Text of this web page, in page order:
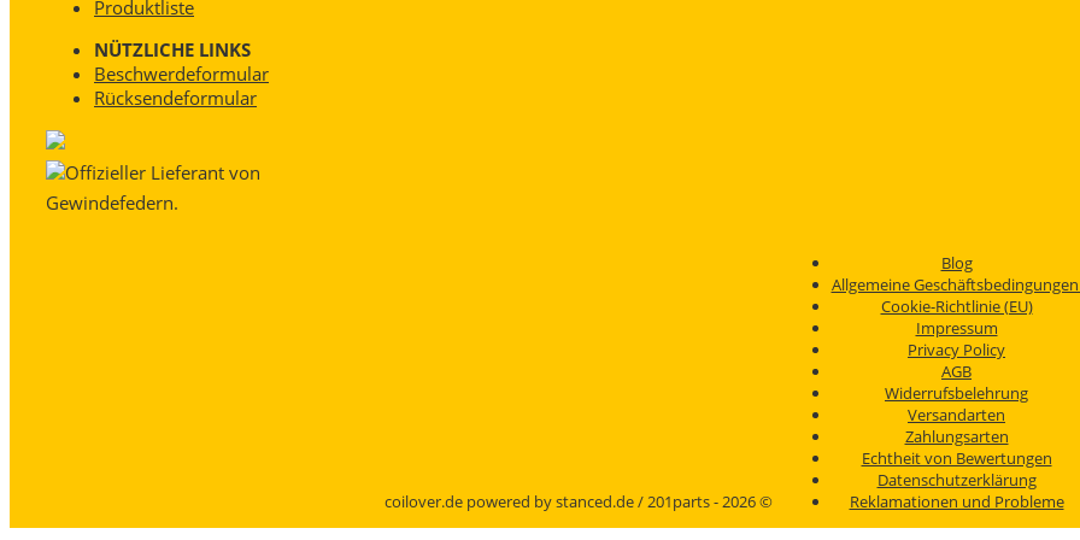
Produktliste
NÜTZLICHE LINKS
Beschwerdeformular
Rücksendeformular
Offizieller Lieferant von
Gewindefedern.
coilover.de powered by stanced.de / 201parts - 2026 ©
Blog
Allgemeine
Cookie-Richtlinie (EU)
Impressum
Privacy Policy
AGB
Widerrufsbelehrung
Versandarten
Zahlungsarten
Echtheit von Bewertungen
Datenschutzerklärung
Reklamationen und Probleme